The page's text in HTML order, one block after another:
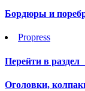
Бордюры и
Propress
Перейти в раздел
Оголовки,